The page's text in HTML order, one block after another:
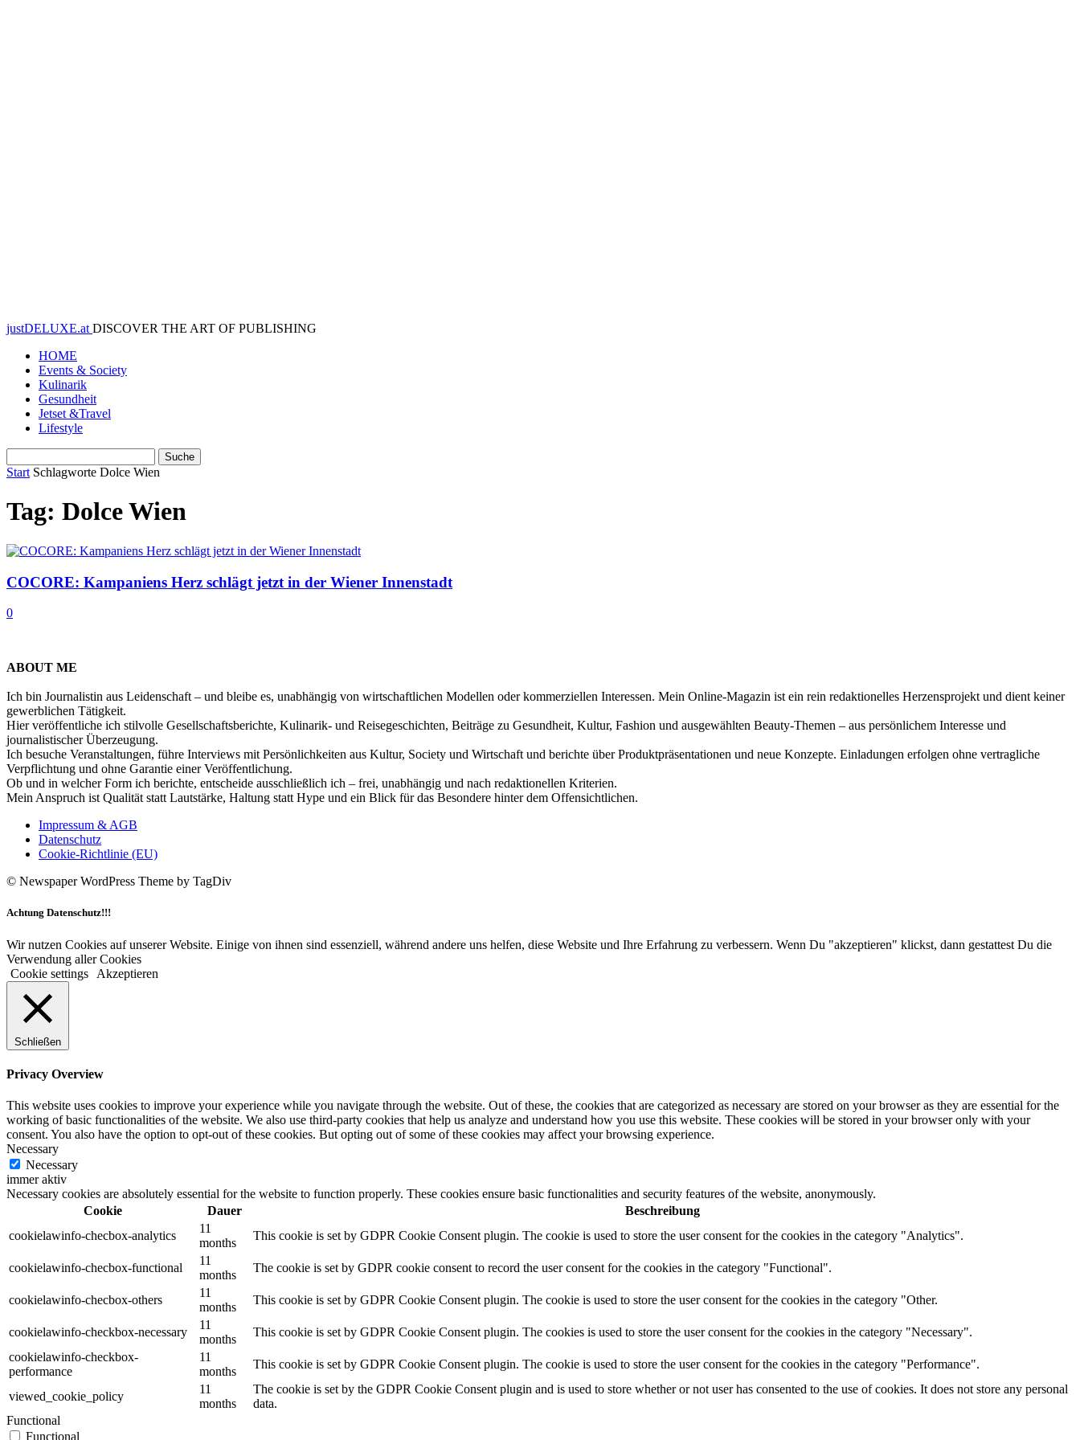
justDELUXE.at DISCOVER THE ART OF PUBLISHING
HOME
Events & Society
Kulinarik
Gesundheit
Jetset &Travel
Lifestyle
Start Schlagworte Dolce Wien
Tag: Dolce Wien
COCORE: Kampaniens Herz schlägt jetzt in der Wiener Innenstadt
0
ABOUT ME
Ich bin Journalistin aus Leidenschaft – und bleibe es, unabhängig von wirtschaftlichen Modellen oder kommerziellen Interessen. Mein Online-Magazin ist ein rein redaktionelles Herzensprojekt und dient keiner
gewerblichen Tätigkeit.
Hier veröffentliche ich stilvolle Gesellschaftsberichte, Kulinarik- und Reisegeschichten, Beiträge zu Gesundheit, Kultur, Fashion und ausgewählten Beauty-Themen – aus persönlichem Interesse und
journalistischer Überzeugung.
Ich besuche Veranstaltungen, führe Interviews mit Persönlichkeiten aus Kultur, Society und Wirtschaft und berichte über Produktpräsentationen und neue Konzepte. Einladungen erfolgen ohne vertragliche
Verpflichtung und ohne Garantie einer Veröffentlichung.
Ob und in welcher Form ich berichte, entscheide ausschließlich ich – frei, unabhängig und nach redaktionellen Kriterien.
Mein Anspruch ist Qualität statt Lautstärke, Haltung statt Hype und ein Blick für das Besondere hinter dem Offensichtlichen.
Impressum & AGB
Datenschutz
Cookie-Richtlinie (EU)
© Newspaper WordPress Theme by TagDiv
Achtung Datenschutz!!!
Wir nutzen Cookies auf unserer Website. Einige von ihnen sind essenziell, während andere uns helfen, diese Website und Ihre Erfahrung zu verbessern. Wenn Du "akzeptieren" klickst, dann gestattest Du die
Verwendung aller Cookies
Cookie settings
Akzeptieren
Schließen
Privacy Overview
This website uses cookies to improve your experience while you navigate through the website. Out of these, the cookies that are categorized as necessary are stored on your browser as they are essential for the
working of basic functionalities of the website. We also use third-party cookies that help us analyze and understand how you use this website. These cookies will be stored in your browser only with your
consent. You also have the option to opt-out of these cookies. But opting out of some of these cookies may affect your browsing experience.
Necessary
Necessary
immer aktiv
Necessary cookies are absolutely essential for the website to function properly. These cookies ensure basic functionalities and security features of the website, anonymously.
Cookie
Dauer
Beschreibung
cookielawinfo-checbox-analytics
11
months
This cookie is set by GDPR Cookie Consent plugin. The cookie is used to store the user consent for the cookies in the category "Analytics".
cookielawinfo-checbox-functional
11
months
The cookie is set by GDPR cookie consent to record the user consent for the cookies in the category "Functional".
cookielawinfo-checbox-others
11
months
This cookie is set by GDPR Cookie Consent plugin. The cookie is used to store the user consent for the cookies in the category "Other.
cookielawinfo-checkbox-necessary
11
months
This cookie is set by GDPR Cookie Consent plugin. The cookies is used to store the user consent for the cookies in the category "Necessary".
cookielawinfo-checkbox-
performance
11
months
This cookie is set by GDPR Cookie Consent plugin. The cookie is used to store the user consent for the cookies in the category "Performance".
viewed_cookie_policy
11
months
The cookie is set by the GDPR Cookie Consent plugin and is used to store whether or not user has consented to the use of cookies. It does not store any personal
data.
Functional
Functional